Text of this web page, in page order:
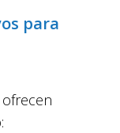
para